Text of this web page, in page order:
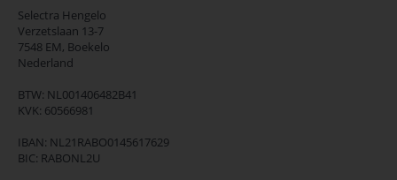
Selectra Hengelo
Verzetslaan 13-7
7548 EM, Boekelo
Nederland
BTW: NL001406482B41
KVK: 60566981
IBAN: NL21RABO0145617629
BIC: RABONL2U